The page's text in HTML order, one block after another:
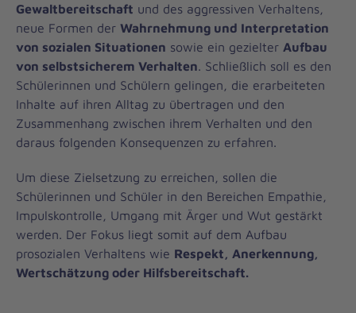
Gewaltbereitschaft und des aggressiven Verhaltens,
neue Formen der Wahrnehmung und Interpretation
von sozialen Situationen sowie ein gezielter Aufbau
von selbstsicherem Verhalten. Schließlich soll es den
Schülerinnen und Schülern gelingen, die erarbeiteten
Inhalte auf ihren Alltag zu übertragen und den
Zusammenhang zwischen ihrem Verhalten und den
daraus folgenden Konsequenzen zu erfahren.
Um diese Zielsetzung zu erreichen, sollen die
Schülerinnen und Schüler in den Bereichen Empathie,
Impulskontrolle, Umgang mit Ärger und Wut gestärkt
werden. Der Fokus liegt somit auf dem Aufbau
prosozialen Verhaltens wie Respekt, Anerkennung,
Wertschätzung oder Hilfsbereitschaft.